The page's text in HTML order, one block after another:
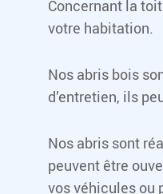
Concernant la
votre habitation.
Nos abris bois
d’entretien, ils
Nos abris sont
peuvent être
vos véhicules ou